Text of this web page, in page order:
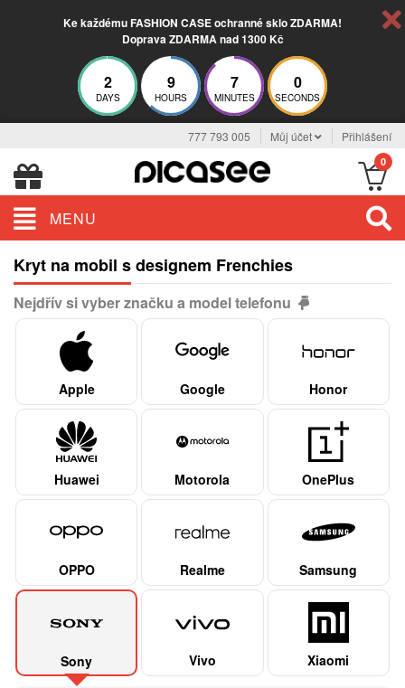
Ke každému FASHION CASE ochranné sklo ZDARMA!
Doprava ZDARMA nad 1300 Kč
2
DAYS
9
HOURS
7
MINUTES
0
SECONDS
777 793 005 Můj účet Přihlášení
0
MENU
Kryt na mobil s designem Frenchies
Nejdřív si vyber značku a model telefonu
Apple Google Honor
Huawei Motorola OnePlus
OPPO Realme Samsung
Sony Vivo Xiaomi